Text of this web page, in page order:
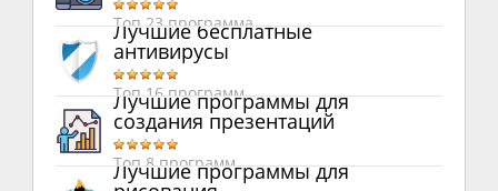
Топ 23 программа
Лучшие бесплатные
антивирусы
Топ 16 программ
Лучшие программы для
создания презентаций
Топ 8 программ
Лучшие программы для